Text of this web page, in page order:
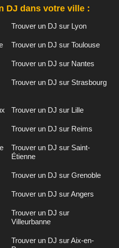
DJ dans votre ville :
Trouver un DJ sur Lyon
Trouver un DJ sur Toulouse
Trouver un DJ sur Nantes
Trouver un DJ sur Strasbourg
Trouver un DJ sur Lille
Trouver un DJ sur Reims
Trouver un DJ sur Saint-
Étienne
Trouver un DJ sur Grenoble
Trouver un DJ sur Angers
Trouver un DJ sur
Villeurbanne
Trouver un DJ sur Aix-en-